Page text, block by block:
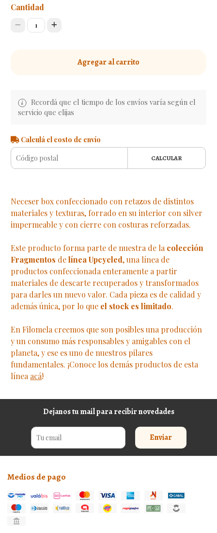
Cantidad
1
Agregar al carrito
Recordá que el tiempo de los envíos varía según el
servicio que elijas
Calculá el costo de envío
CALCULAR
Neceser box confeccionado con retazos de distintos
materiales y texturas, forrado en su interior con silver
impermeable y con cierre con costuras reforzadas.
Este producto forma parte de nuestra de lacolección
Fragmentos delínea Upcycled, una línea de
productos confeccionada enteramente a partir
materiales de descarte recuperados y transformados
para darles un nuevo valor. Cada pieza es de calidad y
además única, por lo que el stock es limitado.
En Filomela creemos que son posibles una producción
y un consumo más responsables y amigables con el
planeta, y ese es uno de nuestros pilares
fundamentales. ¡Conoce los demás productos de esta
líneaacá!
Dejanos tu mail para recibir novedades
Enviar
Medios de pago